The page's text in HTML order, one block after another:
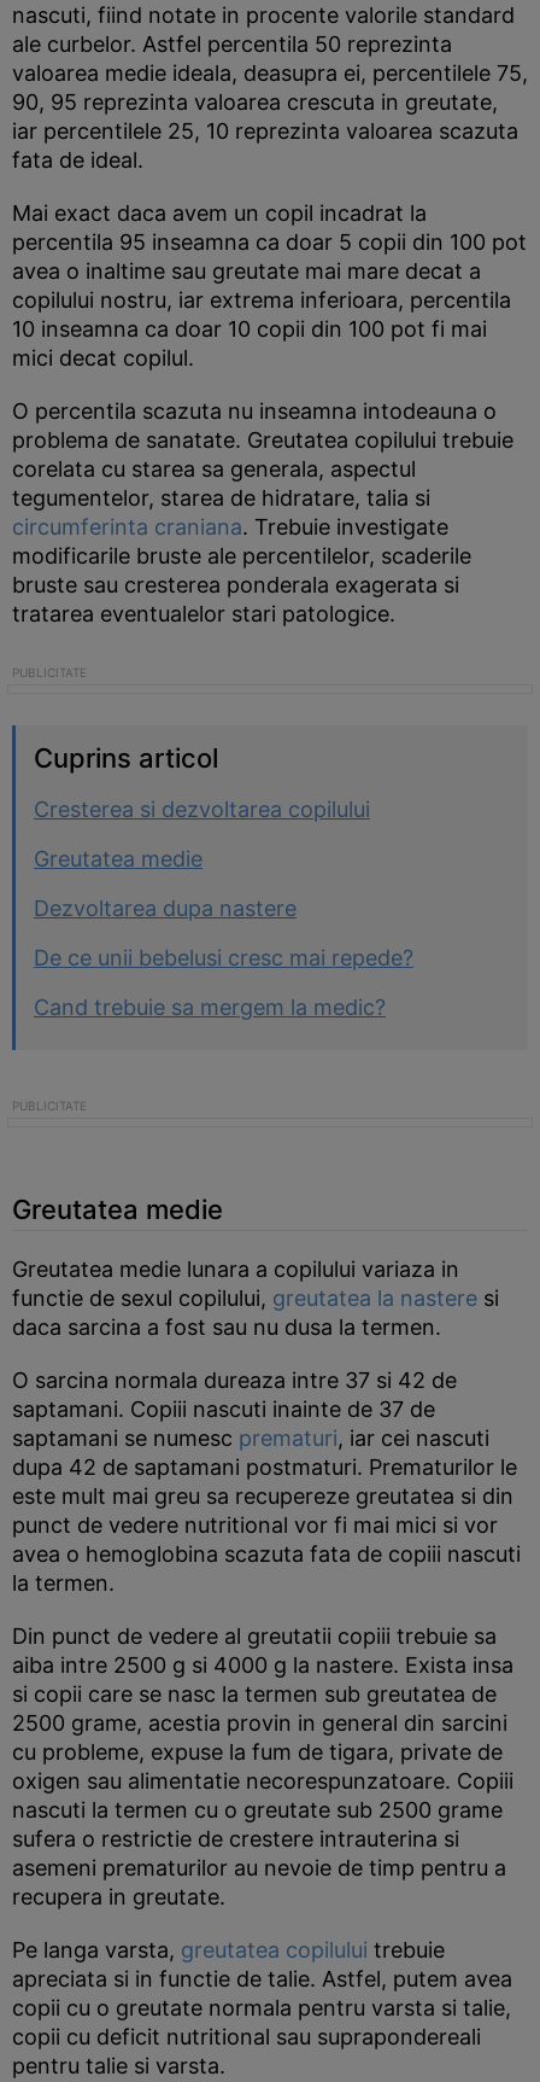
nascuti, fiind notate in procente valorile standard
ale curbelor. Astfel percentila 50 reprezinta
valoarea medie ideala, deasupra ei, percentilele 75,
90, 95 reprezinta valoarea crescuta in greutate,
iar percentilele 25, 10 reprezinta valoarea scazuta
fata de ideal.
Mai exact daca avem un copil incadrat la
percentila 95 inseamna ca doar 5 copii din 100 pot
avea o inaltime sau greutate mai mare decat a
copilului nostru, iar extrema inferioara, percentila
10 inseamna ca doar 10 copii din 100 pot fi mai
mici decat copilul.
O percentila scazuta nu inseamna intodeauna o
problema de sanatate. Greutatea copilului trebuie
corelata cu starea sa generala, aspectul
tegumentelor, starea de hidratare, talia si
circumferinta craniana. Trebuie investigate
modificarile bruste ale percentilelor, scaderile
bruste sau cresterea ponderala exagerata si
tratarea eventualelor stari patologice.
Cuprins articol
Cresterea si dezvoltarea copilului
Greutatea medie
Dezvoltarea dupa nastere
De ce unii bebelusi cresc mai repede?
Cand trebuie sa mergem la medic?
Greutatea medie
Greutatea medie lunara a copilului variaza in
functie de sexul copilului, greutatea la nastere si
daca sarcina a fost sau nu dusa la termen.
O sarcina normala dureaza intre 37 si 42 de
saptamani. Copiii nascuti inainte de 37 de
saptamani se numesc prematuri, iar cei nascuti
dupa 42 de saptamani postmaturi. Prematurilor le
este mult mai greu sa recupereze greutatea si din
punct de vedere nutritional vor fi mai mici si vor
avea o hemoglobina scazuta fata de copiii nascuti
la termen.
Din punct de vedere al greutatii copiii trebuie sa
aiba intre 2500 g si 4000 g la nastere. Exista insa
si copii care se nasc la termen sub greutatea de
2500 grame, acestia provin in general din sarcini
cu probleme, expuse la fum de tigara, private de
oxigen sau alimentatie necorespunzatoare. Copiii
nascuti la termen cu o greutate sub 2500 grame
sufera o restrictie de crestere intrauterina si
asemeni prematurilor au nevoie de timp pentru a
recupera in greutate.
Pe langa varsta, greutatea copilului trebuie
apreciata si in functie de talie. Astfel, putem avea
copii cu o greutate normala pentru varsta si talie,
copii cu deficit nutritional sau suprapondereali
pentru talie si varsta.